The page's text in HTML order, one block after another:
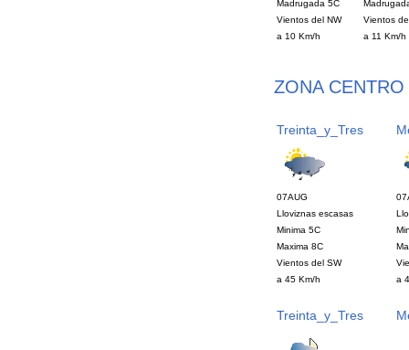
Madrugada 5C
Vientos del NW
a 10 Km/h
Vientos
a 11 Km/h
ZONA
Treinta_y_Tres
07AUG
Lloviznas escasas
Minima 5C
Maxima 8C
Vientos del SW
a 45 Km/h
a
Treinta_y_Tres